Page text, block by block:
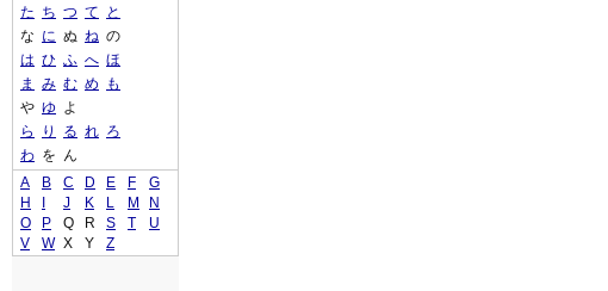
た ち つ て
と
な に ぬ ね の
は ひ ふ へ ほ
ま
み む め
も
や ゆ よ
ら
り る れ ろ
わ を ん
A
B C D E F
G
H
J K L M
N
O
P Q R S T
U
V
W X Y Z